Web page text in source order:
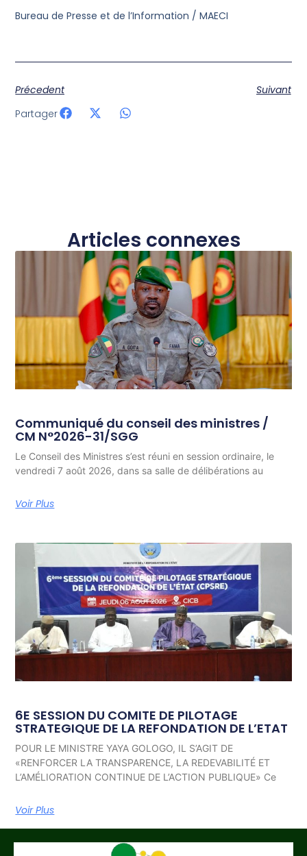
Bureau de Presse et de l’Information / MAECI
Précedent
Suivant
Partager
Articles connexes
Communiqué du conseil des ministres /
CM N°2026-31/SGG
Le Conseil des Ministres s’est réuni en session ordinaire, le
vendredi 7 août 2026, dans sa salle de délibérations au
Voir Plus
6E SESSION DU COMITE DE PILOTAGE
STRATEGIQUE DE LA REFONDATION DE L’ETAT
POUR LE MINISTRE YAYA GOLOGO, IL S’AGIT DE
«RENFORCER LA TRANSPARENCE, LA REDEVABILITÉ ET
L’AMÉLIORATION CONTINUE DE L’ACTION PUBLIQUE» Ce
Voir Plus